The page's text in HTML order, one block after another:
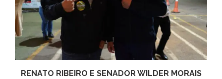
RENATO RIBEIRO E SENADOR WILDER MORAIS